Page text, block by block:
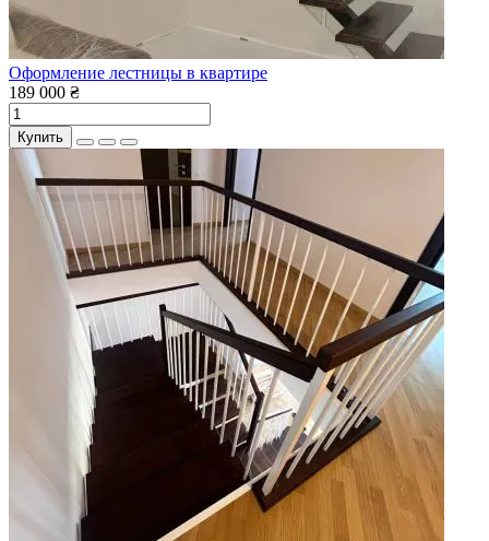
Оформление лестницы в квартире
189 000 ₴
Купить